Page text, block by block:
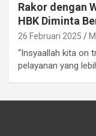
Rakor dengan
HBK Diminta
26 Februari 2025
“Insyaallah kita on
pelayanan yang